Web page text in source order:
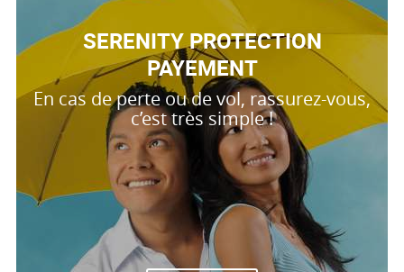
SERENITY PROTECTION
PAYEMENT
En cas de perte ou de vol, rassurez-vous,
c’est très simple !